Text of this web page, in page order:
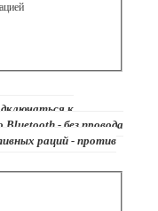
к
- без провода
раций - против